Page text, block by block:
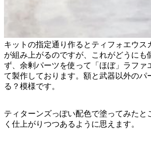
キットの指定通り作るとティフォエウス
が組み上がるのですが、これがどうにも
ず、余剰パーツを使って「ほぼ」ラファ
て製作しております。額と武器以外のパ
る？模様です。
ティターンズっぽい配色で塗ってみたと
く仕上がりつつあるように思えます。